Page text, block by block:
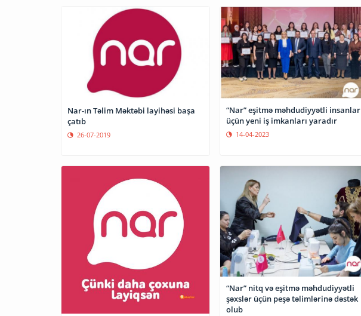
Nar-ın Təlim Məktəbi layihəsi başa
çatıb
26-07-2019
“Nar” eşitmə məhdudiyyətli insanlar
üçün yeni iş imkanları yaradır
14-04-2023
“Nar” nitq və eşitmə məhdudiyyətli
şəxslər üçün peşə təlimlərinə dəstək
olub